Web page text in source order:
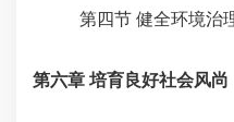
第四节 健全环境治
第六章 培育良好社会风尚